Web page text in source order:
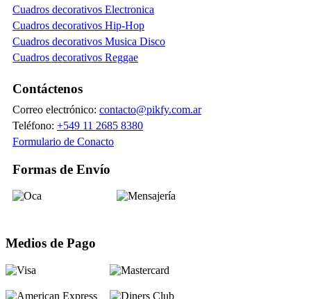
Cuadros decorativos Electronica
Cuadros decorativos Hip-Hop
Cuadros decorativos Musica Disco
Cuadros decorativos Reggae
Contáctenos
Correo electrónico: contacto@pikfy.com.ar
Teléfono: +549 11 2685 8380
Formulario de Conacto
Formas de Envío
Medios de Pago